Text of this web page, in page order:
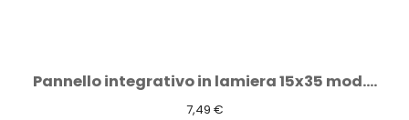
Pannello integrativo in lamiera 15x35 mod....
7,49 €